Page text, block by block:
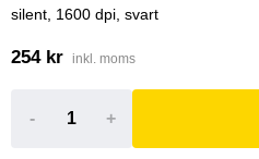
silent, 1600 dpi, svart
254 kr inkl. moms
- +